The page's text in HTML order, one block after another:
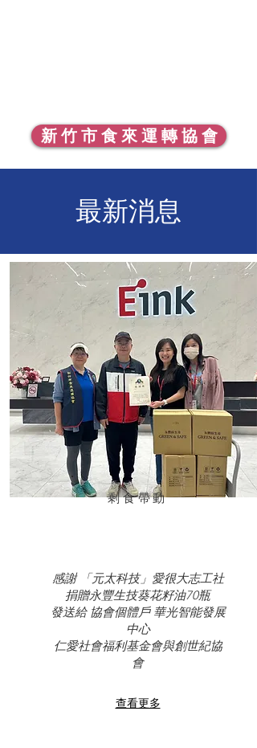
新 竹 市 食 來 運 轉 協 會
最新消息
​剩食帶動
感謝 「元太科技」愛很大志工社
捐贈永豐生技葵花籽油70瓶
發送給 協會個體戶 華光智能發展
中心
仁愛社會福利基金會與創世紀協
會
查看更多